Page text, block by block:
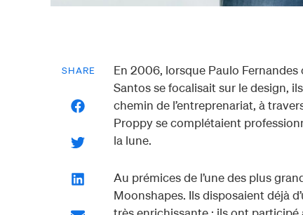
SHARE
En 2006, lorsque Paulo
Santos se focalisait sur le design,
chemin de l’entreprenariat, à
Proppy se complétaient
la lune.
Au prémices de l’une des plus
Moonshapes. Ils disposaient déjà